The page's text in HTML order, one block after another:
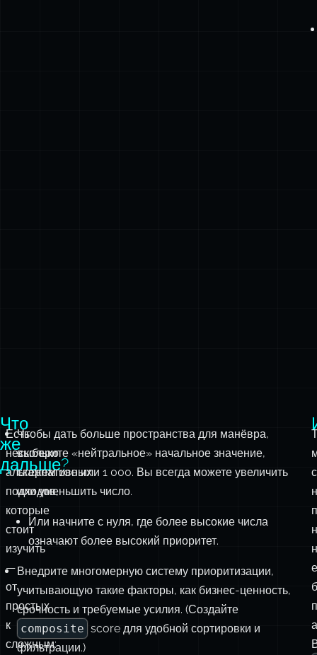
Что
же
дальше?
Есть
несколько
альтернативных
подходов,
которые
стоит
изучить
—
от
простых
к
сложным:
Чтобы дать больше пространства для манёвра,
выберите «нейтральное» начальное значение,
скажем 100 или 1 000. Вы всегда можете увеличить
или уменьшить число.
Или начните с нуля, где более высокие числа
означают более высокий приоритет.
Внедрите многомерную систему приоритизации,
учитывающую такие факторы, как бизнес-ценность,
срочность и требуемые усилия. (Создайте
composite score для удобной сортировки и
фильтрации.)